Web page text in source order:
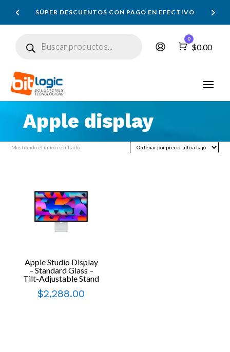
SÚPER DESCUENTOS CON PAGO EN EFECTIVO
productos
Carro
0
$0.00
Apple display
Mostrando el único resultado
Apple Studio Display
– Standard Glass –
Tilt-Adjustable Stand
$2,288.00